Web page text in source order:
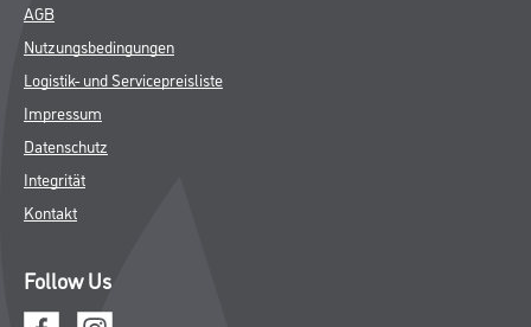
AGB
Nutzungsbedingungen
Logistik- und Servicepreisliste
Impressum
Datenschutz
Integrität
Kontakt
Follow Us